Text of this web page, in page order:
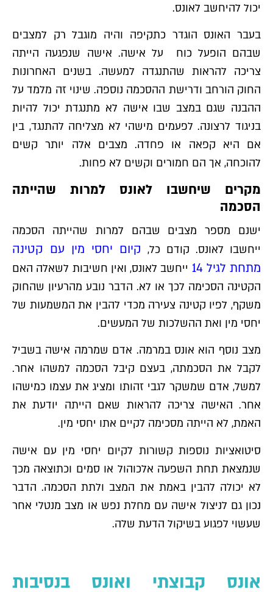
יכול להיחשב לאונס.
בעבר האונס הוגדר כתקיפה והיה מוגבל רק למצבים
שבהם הופעל כוח על אישה. אישה שנפגעה הייתה
צריכה להראות שהתנגדה למעשה. בשנים האחרונות
החוק הורחב ודרישת ההסכמה נוספה. שינוי זה מלמד על
ההבנה שגם במצב שבו אישה לא מתנגדת יכול להיות
בניגוד לרצונה. לפעמים מישהי לא מצליחה להתנגד, בין
אם היא קפאה או פחדה. מצבים אלה יותר קשים
להוכחה, אך הם חמורים וקשים לא פחות.
מקרים שיחשבו לאונס למרות שהייתה
הסכמה
ישנם מספר מצבים שבהם למרות שהייתה הסכמה
ייחשבו לאונס. קודם כל, קיום יחסי מין עם קטינה
מתחת לגיל 14
ייחשב לאונס, ואין חשיבות לשאלה האם
הקטינה הסכימה לכך או לא. הדבר נובע מהרעיון שהחוק
משקף, לפיו קטינה צעירה מכדי להבין את המשמעות של
יחסי מין ואת ההשלכות של המעשים.
מצב נוסף הוא אונס במרמה. אדם שמרמה אישה בשביל
לקבל את הסכמתה, בעצם קיבל הסכמה למשהו אחר.
למשל, אדם שמשקר לגבי זהותו ומציג את עצמו כמישהו
אחר. האישה צריכה להראות שאם הייתה יודעת את
האמת, לא הייתה מסכימה לקיים אתו יחסי מין.
סיטואציות נוספות קשורות לקיום יחסי מין עם אישה
שנמצאת תחת השפעה אלכוהול או סמים וכתוצאה מכך
לא יכולה להבין באמת את המצב ולתת הסכמה. הדבר
נכון גם לניצול אישה עם מחלת נפש או מצב מנטלי אחר
שעשוי לפגוע בשיקול הדעת שלה.
אונס קבוצתי ואונס בנסיבות